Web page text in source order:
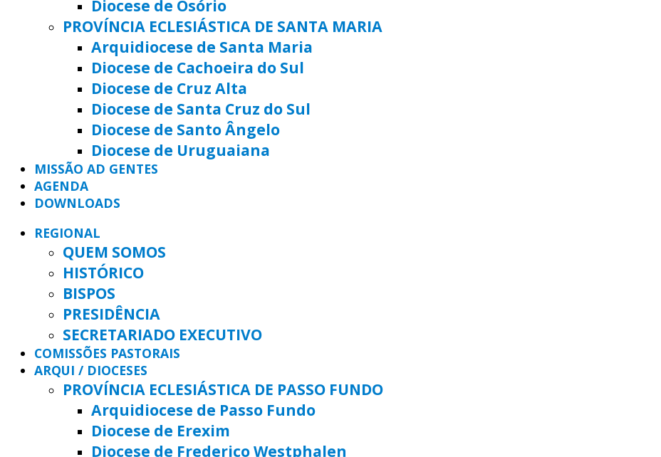
Diocese de Osório
PROVÍNCIA ECLESIÁSTICA DE SANTA MARIA
Arquidiocese de Santa Maria
Diocese de Cachoeira do Sul
Diocese de Cruz Alta
Diocese de Santa Cruz do Sul
Diocese de Santo Ângelo
Diocese de Uruguaiana
MISSÃO AD GENTES
AGENDA
DOWNLOADS
REGIONAL
QUEM SOMOS
HISTÓRICO
BISPOS
PRESIDÊNCIA
SECRETARIADO EXECUTIVO
COMISSÕES PASTORAIS
ARQUI / DIOCESES
PROVÍNCIA ECLESIÁSTICA DE PASSO FUNDO
Arquidiocese de Passo Fundo
Diocese de Erexim
Diocese de Frederico Westphalen